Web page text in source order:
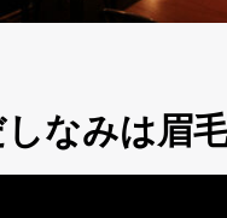
なみは眉毛